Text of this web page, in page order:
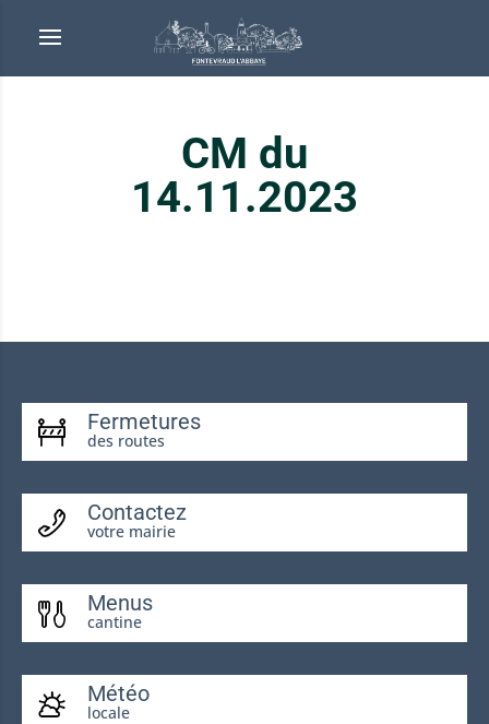
CM du
14.11.2023
Fermetures
des routes
Contactez
votre mairie
Menus
cantine
Météo
locale